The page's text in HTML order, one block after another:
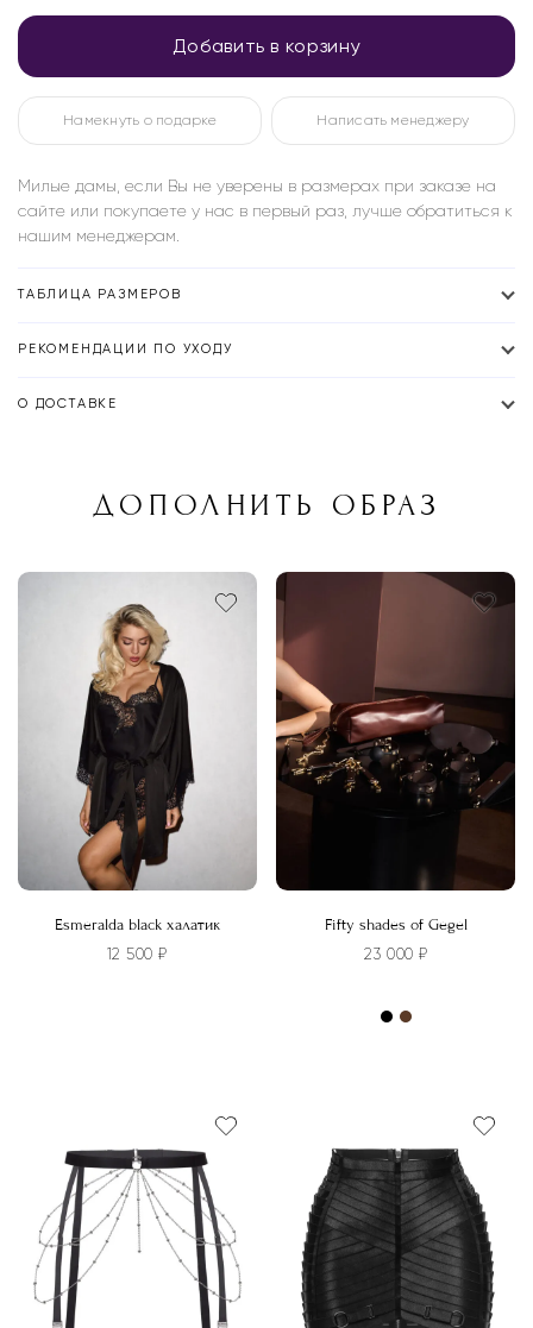
Добавить в корзину
Намекнуть о подарке Написать менеджеру
Милые дамы, если Вы не уверены в размерах при заказе на
сайте или покупаете у нас в первый раз, лучше обратиться к
нашим менеджерам.
ТАБЛИЦА РАЗМЕРОВ
РЕКОМЕНДАЦИИ ПО УХОДУ
О ДОСТАВКЕ
ДОПОЛНИТЬ ОБРАЗ
Esmeralda black халатик
12 500₽
Опции
можно
выбрать
на
странице
товара.
Fifty shades of Gegel
23 000₽
вариаций.
Опции
можно
выбрать
странице
товара.